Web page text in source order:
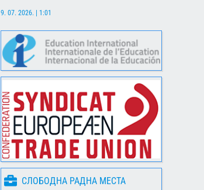
9. 07. 2026. | 1:01
СЛОБОДНА РАДНА МЕСТА